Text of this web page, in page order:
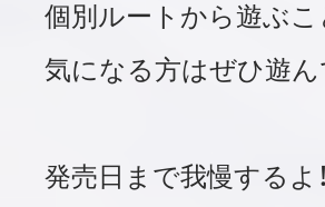
個別ルートから遊ぶこ
気になる方はぜひ遊ん
発売日まで我慢するよ